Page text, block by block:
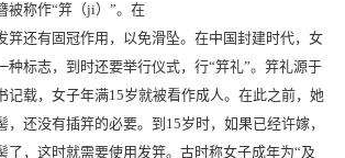
称作“笄（ji）”。在
笄还有固冠作用，以免滑坠。在中国封建时代，女
种标志，到时还要举行仪式，行“笄礼”。笄礼源于
记载，女子年满15岁就被看作成人。在此之前，她
，还没有插笄的必要。到15岁时，如果已经许嫁，
了，这时就需要使用发笄。古时称女子成年为“及